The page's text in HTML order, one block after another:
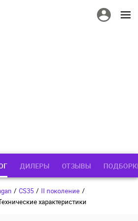
ДИЛЕРЫ ОТЗЫВЫ
/ CS35 / II поколение /
характеристики